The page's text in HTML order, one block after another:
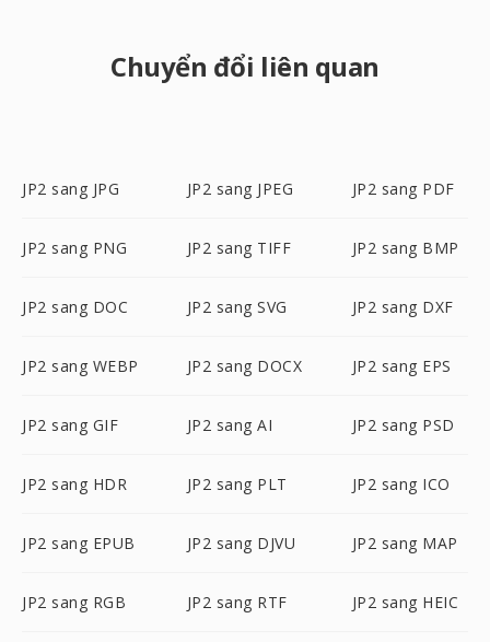
Chuyển đổi liên quan
JP2 sang JPG JP2 sang JPEG JP2 sang PDF
JP2 sang PNG JP2 sang TIFF JP2 sang BMP
JP2 sang DOC JP2 sang SVG JP2 sang DXF
JP2 sang WEBP JP2 sang DOCX JP2 sang EPS
JP2 sang GIF JP2 sang AI JP2 sang PSD
JP2 sang HDR JP2 sang PLT JP2 sang ICO
JP2 sang EPUB JP2 sang DJVU JP2 sang MAP
JP2 sang RGB JP2 sang RTF JP2 sang HEIC